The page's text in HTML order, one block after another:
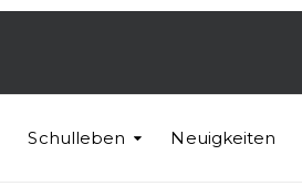
Schulleben Neuigkeiten